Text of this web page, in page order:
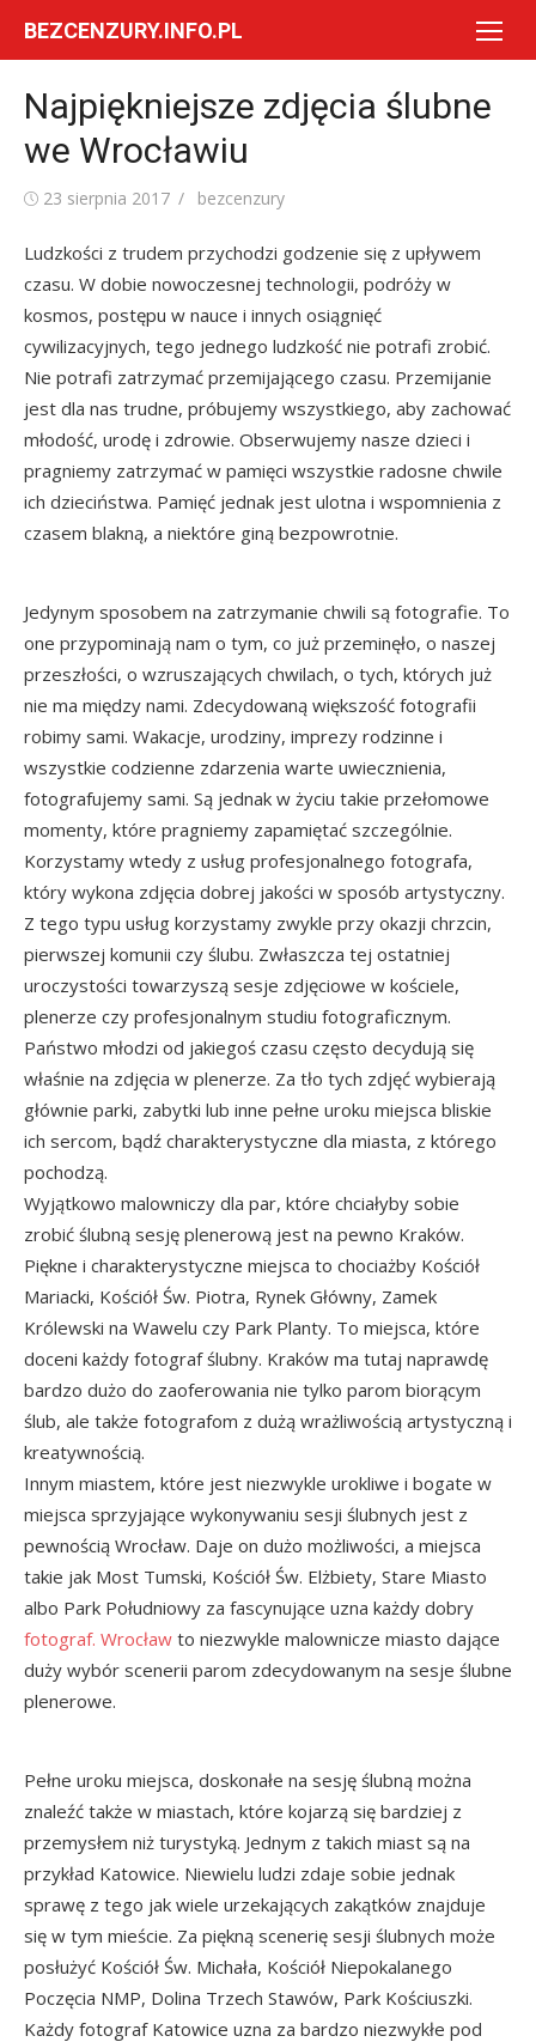
BEZCENZURY.INFO.PL
Najpiękniejsze zdjęcia ślubne
we Wrocławiu
Posted
23 sierpnia 2017 Author
bezcenzury
Ludzkości z trudem przychodzi godzenie się z upływem
czasu. W dobie nowoczesnej technologii, podróży w
kosmos, postępu w nauce i innych osiągnięć
cywilizacyjnych, tego jednego ludzkość nie potrafi zrobić.
Nie potrafi zatrzymać przemijającego czasu. Przemijanie
jest dla nas trudne, próbujemy wszystkiego, aby zachować
młodość, urodę i zdrowie. Obserwujemy nasze dzieci i
pragniemy zatrzymać w pamięci wszystkie radosne chwile
ich dzieciństwa. Pamięć jednak jest ulotna i wspomnienia z
czasem blakną, a niektóre giną bezpowrotnie.
Jedynym sposobem na zatrzymanie chwili są fotografie. To
one przypominają nam o tym, co już przeminęło, o naszej
przeszłości, o wzruszających chwilach, o tych, których już
nie ma między nami. Zdecydowaną większość fotografii
robimy sami. Wakacje, urodziny, imprezy rodzinne i
wszystkie codzienne zdarzenia warte uwiecznienia,
fotografujemy sami. Są jednak w życiu takie przełomowe
momenty, które pragniemy zapamiętać szczególnie.
Korzystamy wtedy z usług profesjonalnego fotografa,
który wykona zdjęcia dobrej jakości w sposób artystyczny.
Z tego typu usług korzystamy zwykle przy okazji chrzcin,
pierwszej komunii czy ślubu. Zwłaszcza tej ostatniej
uroczystości towarzyszą sesje zdjęciowe w kościele,
plenerze czy profesjonalnym studiu fotograficznym.
Państwo młodzi od jakiegoś czasu często decydują się
właśnie na zdjęcia w plenerze. Za tło tych zdjęć wybierają
głównie parki, zabytki lub inne pełne uroku miejsca bliskie
ich sercom, bądź charakterystyczne dla miasta, z którego
pochodzą.
Wyjątkowo malowniczy dla par, które chciałyby sobie
zrobić ślubną sesję plenerową jest na pewno Kraków.
Piękne i charakterystyczne miejsca to chociażby Kościół
Mariacki, Kościół Św. Piotra, Rynek Główny, Zamek
Królewski na Wawelu czy Park Planty. To miejsca, które
doceni każdy fotograf ślubny. Kraków ma tutaj naprawdę
bardzo dużo do zaoferowania nie tylko parom biorącym
ślub, ale także fotografom z dużą wrażliwością artystyczną i
kreatywnością.
Innym miastem, które jest niezwykle urokliwe i bogate w
miejsca sprzyjające wykonywaniu sesji ślubnych jest z
pewnością Wrocław. Daje on dużo możliwości, a miejsca
takie jak Most Tumski, Kościół Św. Elżbiety, Stare Miasto
albo Park Południowy za fascynujące uzna każdy dobry
fotograf. Wrocław to niezwykle malownicze miasto dające
duży wybór scenerii parom zdecydowanym na sesje ślubne
plenerowe.
Pełne uroku miejsca, doskonałe na sesję ślubną można
znaleźć także w miastach, które kojarzą się bardziej z
przemysłem niż turystyką. Jednym z takich miast są na
przykład Katowice. Niewielu ludzi zdaje sobie jednak
sprawę z tego jak wiele urzekających zakątków znajduje
się w tym mieście. Za piękną scenerię sesji ślubnych może
posłużyć Kościół Św. Michała, Kościół Niepokalanego
Poczęcia NMP, Dolina Trzech Stawów, Park Kościuszki.
Każdy fotograf Katowice uzna za bardzo niezwykłe pod